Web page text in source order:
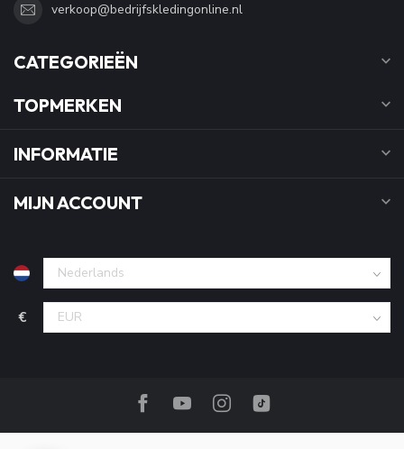
verkoop@bedrijfskledingonline.nl
CATEGORIEËN
TOPMERKEN
INFORMATIE
MIJN ACCOUNT
€